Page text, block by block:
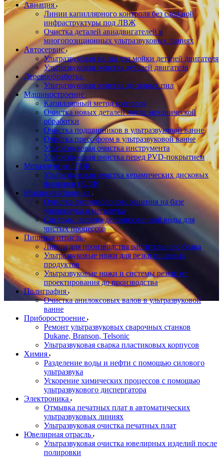
Авиация
Линии капиллярного контроля без сложной
инфраструктуры под ЛВЖ
Очистка деталей авиадвигателей в
многопозиционных ультразвуковых линиях
Автосервис
Ультразвуковая ванна для мойки деталей двигателя
Ультразвуковая очистка деталей двигателя
Деревообработка
Ультразвуковая очистка дисковых пил
Машиностроение
Капиллярный метод контроля
Очистка новых деталей после механической
обработки
Очистка подшипников в ультразвуковой ванне
Очистка пресс-форм в ультразвуковой ванне
Ультразвуковая очистка инструмента
Ультразвуковая очистка перед PVD-покрытием
Металлургия / ГОК
Ультразвуковая очистка керамических дисковых
фильтров (КДФ)
Микроэлектроника
Очистка фотошаблонов: решения на базе
ультразвука и мегазвука
Системы нагрева деионизованной воды для
чистых процессов
Пищевая отрасль
Линии для производства растительного белка
Ультразвуковые ножи для резки пищевых
продуктов
Ультразвуковые ножи и системы резки: от
проектирования до производства
Полиграфия
Очистка анилоксовых валов в ультразвуковой
ванне
Приборостроение
Ремонт ультразвуковых сварочных станков
Dukane, Branson, Telsonic
Ультразвуковая сварка пластиковых корпусов
Химия
Разделение воды и нефти с помощью силового
ультразвука
Ускорение химических процессов с помощью
ультразвукового диспергатора
Электроника
Отмывка печатных плат в автоматических
ультразвуковых линиях
Ультразвуковая очистка печатных плат
Ювелирная отрасль
Ультразвуковая очистка ювелирных изделий после
полировки